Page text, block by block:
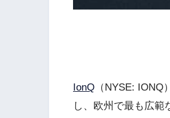
IonQ （NYSE: IONQ
し、欧州で最も広範